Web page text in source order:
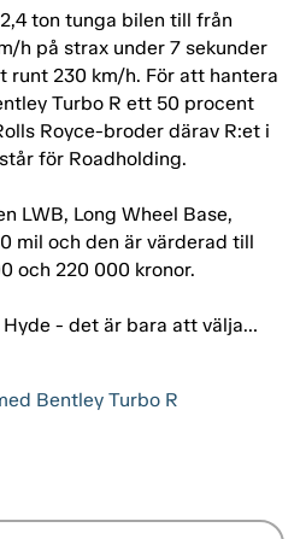
ton tunga bilen till från
h på strax under 7 sekunder
runt 230 km/h. För att hantera
Turbo R ett 50 procent
Royce-broder därav R:et i
för Roadholding.
LWB, Long Wheel Base,
mil och den är värderad till
och 220 000 kronor.
Hyde - det är bara att välja…
Bentley Turbo R